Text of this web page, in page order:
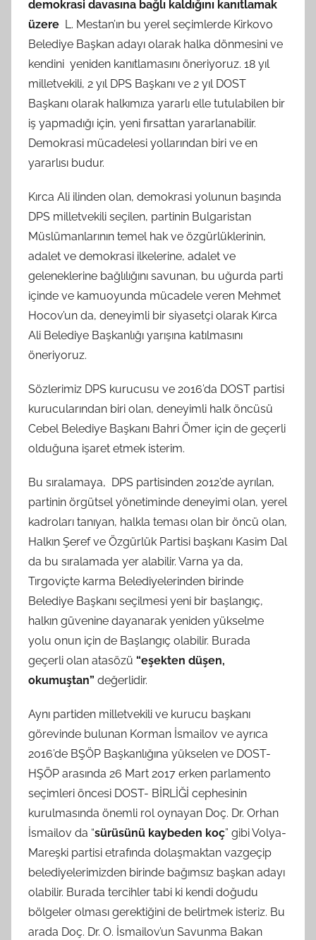
demokrasi davasına bağlı kaldığını kanıtlamak
üzere L. Mestan’ın bu yerel seçimlerde Kirkovo
Belediye Başkan adayı olarak halka dönmesini ve
kendini yeniden kanıtlamasını öneriyoruz. 18 yıl
milletvekili, 2 yıl DPS Başkanı ve 2 yıl DOST
Başkanı olarak halkımıza yararlı elle tutulabilen bir
iş yapmadığı için, yeni fırsattan yararlanabilir.
Demokrasi mücadelesi yollarından biri ve en
yararlısı budur.
Kırca Ali ilinden olan, demokrasi yolunun başında
DPS milletvekili seçilen, partinin Bulgaristan
Müslümanlarının temel hak ve özgürlüklerinin,
adalet ve demokrasi ilkelerine, adalet ve
geleneklerine bağlılığını savunan, bu uğurda parti
içinde ve kamuoyunda mücadele veren Mehmet
Hocov’un da, deneyimli bir siyasetçi olarak Kırca
Ali Belediye Başkanlığı yarışına katılmasını
öneriyoruz.
Sözlerimiz DPS kurucusu ve 2016’da DOST partisi
kurucularından biri olan, deneyimli halk öncüsü
Cebel Belediye Başkanı Bahri Ömer için de geçerli
olduğuna işaret etmek isterim.
Bu sıralamaya, DPS partisinden 2012’de ayrılan,
partinin örgütsel yönetiminde deneyimi olan, yerel
kadroları tanıyan, halkla teması olan bir öncü olan,
Halkın Şeref ve Özgürlük Partisi başkanı Kasim Dal
da bu sıralamada yer alabilir. Varna ya da,
Tırgoviçte karma Belediyelerinden birinde
Belediye Başkanı seçilmesi yeni bir başlangıç,
halkın güvenine dayanarak yeniden yükselme
yolu onun için de Başlangıç olabilir. Burada
geçerli olan atasözü “eşekten düşen,
okumuştan” değerlidir.
Aynı partiden milletvekili ve kurucu başkanı
görevinde bulunan Korman İsmailov ve ayrıca
2016’de BŞÖP Başkanlığına yükselen ve DOST-
HŞÖP arasında 26 Mart 2017 erken parlamento
seçimleri öncesi DOST- BİRLİĞİ cephesinin
kurulmasında önemli rol oynayan Doç. Dr. Orhan
İsmailov da “sürüsünü kaybeden koç” gibi Volya-
Mareşki partisi etrafında dolaşmaktan vazgeçip
belediyelerimizden birinde bağımsız başkan adayı
olabilir. Burada tercihler tabi ki kendi doğudu
bölgeler olması gerektiğini de belirtmek isteriz. Bu
arada Doç. Dr. O. İsmailov’un Savunma Bakan